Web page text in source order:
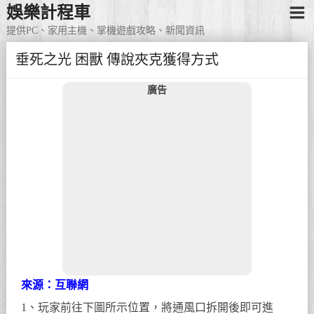
娛樂計程車
提供PC、家用主機、掌機遊戲攻略、新聞資訊
垂死之光 困獸 傳說夾克獲得方式
廣告
來源：互聯網
1、玩家前往下圖所示位置，將通風口拆開後即可進